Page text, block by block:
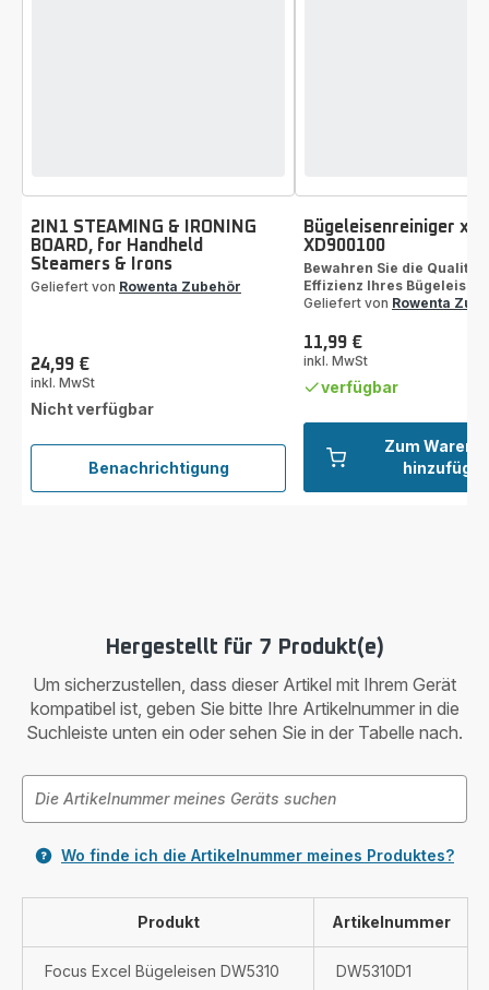
Benachrichtigung
2IN1
&
Irons
2IN1 STEAMING & IRONING
BOARD, for Handheld
Steamers & Irons
Geliefert von Rowenta Zubehör
Preis
24,99 €
inkl. MwSt
Nicht verfügbar
Zum
Bügeleisenreiniger x2
XD900100
Bewahren Sie die Qualität
Effizienz Ihres
Geliefert von Rowenta
Preis
11,99 €
inkl. MwSt
verfügbar
Hergestellt für 7 Produkt(e)
Um sicherzustellen, dass dieser Artikel mit Ihrem Gerät
kompatibel ist, geben Sie bitte Ihre Artikelnummer in die
Suchleiste unten ein oder sehen Sie in der Tabelle nach.
Wo finde ich die Artikelnummer meines Produktes?
Produkt Artikelnummer
Focus Excel Bügeleisen DW5310 DW5310D1